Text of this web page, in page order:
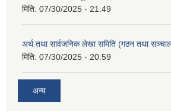
मिति: 07/30/2025 - 21:49
अर्थ तथा सार्वजनिक लेखा समिति (गठन तथा
मिति: 07/30/2025 - 20:59
अन्य